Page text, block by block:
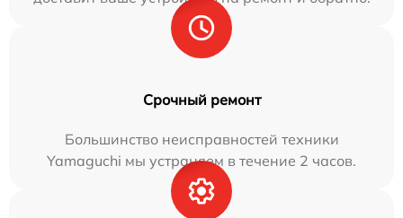
Срочный ремонт
Большинство неисправностей техники
Yamaguchi мы устраняем в течение 2 часов.